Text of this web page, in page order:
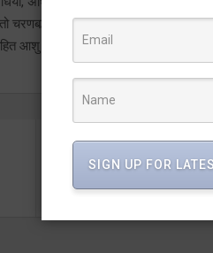
तो चरणबद्ध तरीके से आंदोलन किये जायेंगे।
आशु रस्तोगी, हरिओम चंदेलिया, राजेन्द्र
मां नंदा की उत्सव डोली
SIGN UP FOR